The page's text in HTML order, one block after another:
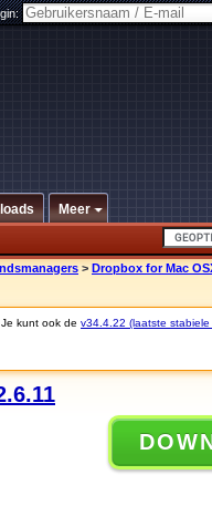
Meer
> Dropbox for Mac
kunt ook de v34.4.22 (laatste stabiele